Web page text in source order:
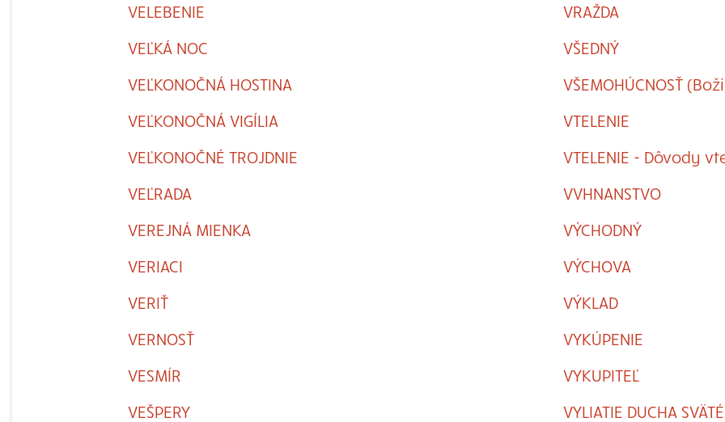
VELEBENIE
VEĽKÁ NOC
VEĽKONOČNÁ HOSTINA
VEĽKONOČNÁ VIGÍLIA
VEĽKONOČNÉ TROJDNIE
VEĽRADA
VEREJNÁ MIENKA
VERIACI
VERIŤ
VERNOSŤ
VESMÍR
VEŠPERY
VRAŽDA
VŠEDNÝ
VŠEMOHÚCNOSŤ
VTELENIE
VTELENIE - Dôvody
VVHNANSTVO
VÝCHODNÝ
VÝCHOVA
VÝKLAD
VYKÚPENIE
VYKUPITEĽ
VYLIATIE DUCHA